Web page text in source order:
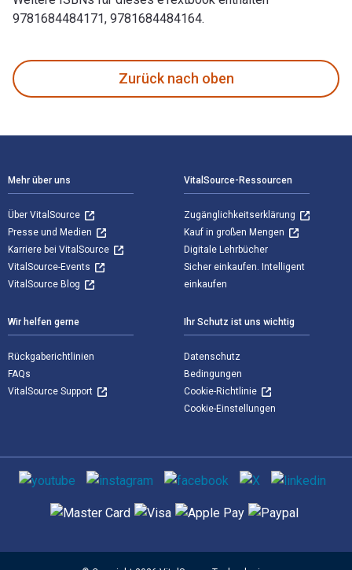
9781684484171, 9781684484164.
Zurück nach oben
Mehr über uns
Über VitalSource
Presse und Medien
Karriere bei VitalSource
VitalSource-Events
VitalSource Blog
VitalSource-Ressourcen
Zugänglichkeitserklärung
Kauf in großen Mengen
Digitale Lehrbücher
Sicher einkaufen. Intelligent
einkaufen
Wir helfen gerne
Rückgaberichtlinien
FAQs
VitalSource Support
Ihr Schutz ist uns wichtig
Datenschutz
Bedingungen
Cookie-Richtlinie
Cookie-Einstellungen
Sozialen Medien
Unterstützte Zahlungsmethoden